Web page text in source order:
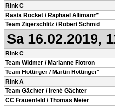
Rink C
Rasta Rocket / Raphael Allimann*
Team Zigerschlitz / Robert Schmid
Sa 16.02.2019,
Rink C
Team Widmer / Marianne Flotron
Team Hottinger / Martin Hottinger*
Rink A
Team Gächter / Irené Gächter
CC Frauenfeld / Thomas Meier